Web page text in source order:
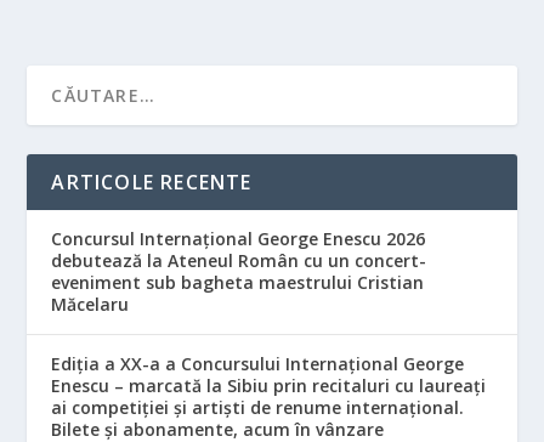
ARTICOLE RECENTE
Concursul Internațional George Enescu 2026
debutează la Ateneul Român cu un concert-
eveniment sub bagheta maestrului Cristian
Măcelaru
Ediția a XX-a a Concursului Internațional George
Enescu – marcată la Sibiu prin recitaluri cu laureați
ai competiției și artiști de renume internațional.
Bilete și abonamente, acum în vânzare